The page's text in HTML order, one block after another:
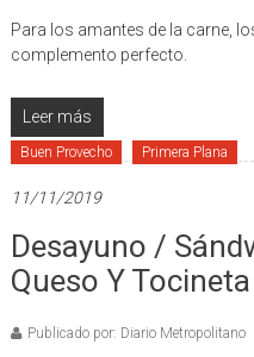
Para los amantes de la carne,
complemento perfecto.
Leer más
Buen Provecho Primera Plana
11/11/2019
Desayuno /
Queso Y Tocineta
Publicado por: Diario Metropolitano